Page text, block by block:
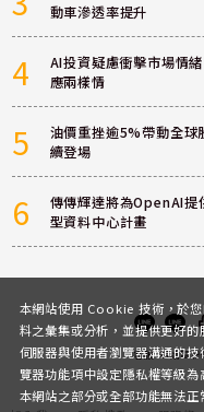
動車滲透率提升
4
AI投資疑慮衝擊市場情
應兩樣情
5
油價重挫逾5%帶動全
續登場
6
傳傳輝達將為OpenAI
型資料中心計畫
客服 討論區粉
本網站使用 Cookie 技術，於
料之彙集或分析，並提供更好
伺服器與使用者瀏覽器溝通的
覽器功能項中設定隱私權等級
本網站之部分或全部功能無法正